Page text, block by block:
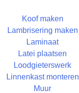
Koof maken
Lambrisering maken
Laminaat
Latei plaatsen
Loodgieterswerk
Linnenkast monteren
Muur